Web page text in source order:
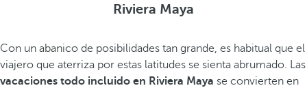
Riviera Maya
Con un abanico de posibilidades tan grande, es habitual que el
viajero que aterriza por estas latitudes se sienta abrumado. Las
vacaciones todo incluido en Riviera Maya se convierten en